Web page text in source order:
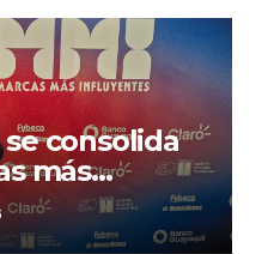
puente
en
consolida
más